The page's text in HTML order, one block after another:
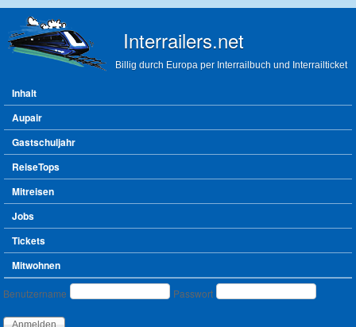
Interrailers.net
Billig durch Europa per Interrailbuch und Interrailticket
Hauptmenü
Inhalt
Aupair
Gastschuljahr
ReiseTops
Mitreisen
Jobs
Tickets
Mitwohnen
Benutzeranmeldung
Benutzername Passwort